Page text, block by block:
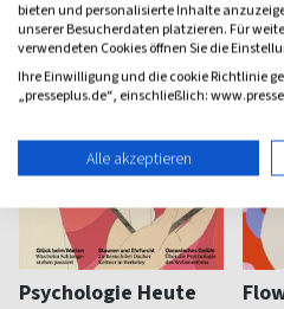
Psychologie Heute
bieten und personalisierte Inhalte
unserer Besucherdaten platzieren. Für
verwendeten Cookies öffnen Sie die
Ihre Einwilligung und die cookie Richtlinie
„presseplus.de“, einschließlich:
Alle akzeptieren